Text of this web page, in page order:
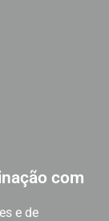
com
e de